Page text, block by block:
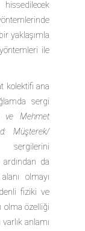
hissedilecek
yaklaşımla
ile
kolektifi ana
sergi
ve Mehmet
Müşterek/
da
olmayı
fiziki ve
olma özelliği
anlamı